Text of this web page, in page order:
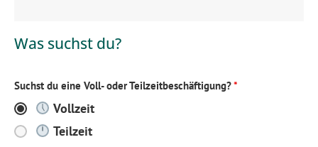
Was suchst du?
Suchst du eine Voll- oder Teilzeitbeschäftigung?*
Vollzeit
Teilzeit